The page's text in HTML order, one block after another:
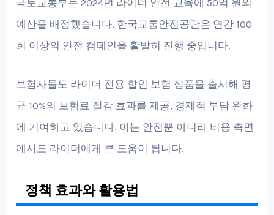
국토교통부는 2024년 라이더 안전 교육에 50억 원의
예산을 배정했습니다. 한국교통안전공단은 연간 100
회 이상의 안전 캠페인을 활발히 진행 중입니다.
보험사들도 라이더 전용 할인 보험 상품을 출시해 평
균 10%의 보험료 절감 효과를 제공, 경제적 부담 완화
에 기여하고 있습니다. 이는 안전뿐 아니라 비용 측면
에서도 라이더에게 큰 도움이 됩니다.
정책 효과와 활용법